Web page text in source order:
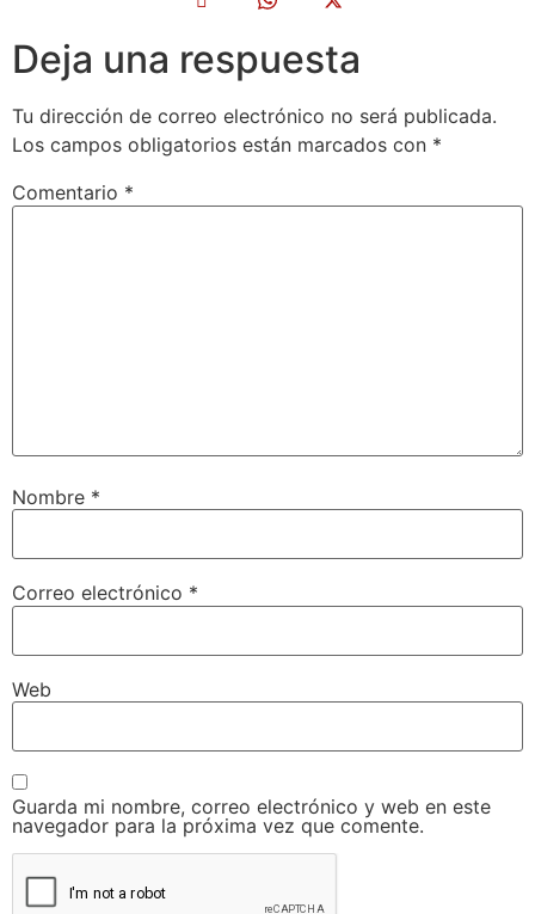
Deja una respuesta
Tu dirección de correo electrónico no será publicada.
Los campos obligatorios están marcados con *
Comentario *
Nombre *
Correo electrónico *
Web
Guarda mi nombre, correo electrónico y web en este
navegador para la próxima vez que comente.